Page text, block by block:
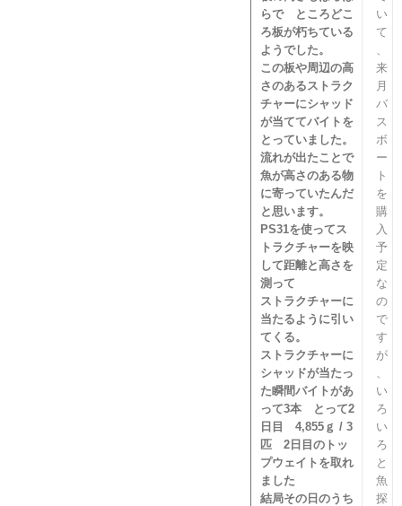
らで ところどこ
ろ板が朽ちている
ようでした。
この板や周辺の高
さのあるストラク
チャーにシャッド
が当ててバイトを
とっていました。
流れが出たことで
魚が高さのある物
に寄っていたんだ
と思います。
PS31を使ってス
トラクチャーを映
して距離と高さを
測って
ストラクチャーに
当たるように引い
てくる。
ストラクチャーに
シャッドが当たっ
た瞬間バイトがあ
って3本 とって2
日目 4,855ｇ / 3
匹 2日目のトッ
プウェイトを取れ
ました
結局その日のうち
い
て
、
来
月
バ
ス
ボ
ー
ト
を
購
入
予
定
な
の
で
す
が
、
い
ろ
い
ろ
と
魚
探